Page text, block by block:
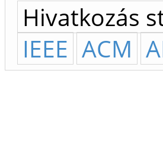
Hivatkozás
IEEE ACM